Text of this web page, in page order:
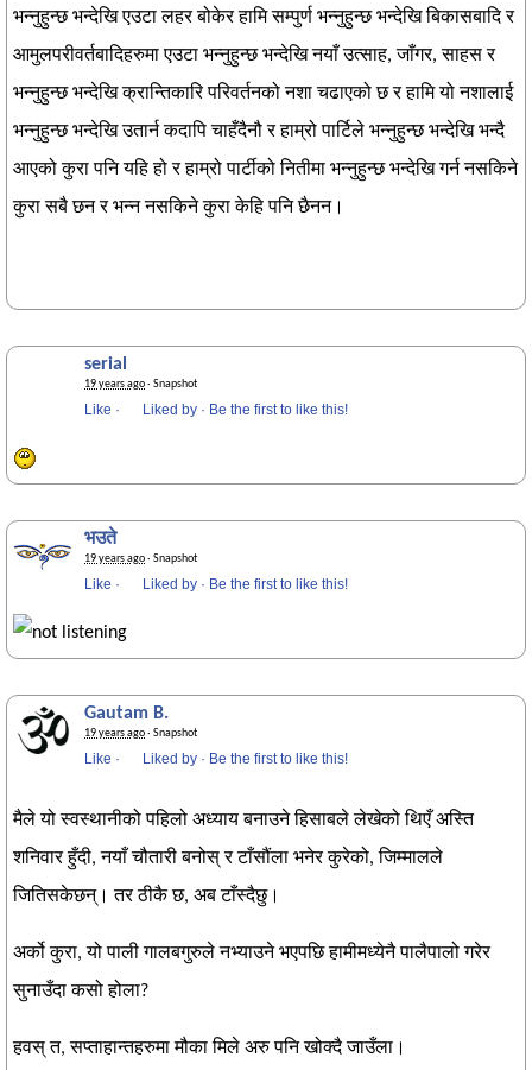
भन्नुहुन्छ भन्देखि एउटा लहर बोकेर हामि सम्पुर्ण भन्नुहुन्छ भन्देखि बिकासबादि र
आमुलपरीवर्तबादिहरुमा एउटा भन्नुहुन्छ भन्देखि नयाँ उत्साह, जाँगर, साहस र
भन्नुहुन्छ भन्देखि क्रान्तिकारि परिवर्तनको नशा चढाएको छ र हामि यो नशालाई
भन्नुहुन्छ भन्देखि उतार्न कदापि चाहँदैनौ र हाम्रो पार्टिले भन्नुहुन्छ भन्देखि भन्दै
आएको कुरा पनि यहि हो र हाम्रो पार्टीको नितीमा भन्नुहुन्छ भन्देखि गर्न नसकिने
कुरा सबै छन र भन्न नसकिने कुरा केहि पनि छैनन।
serial
19 years ago· Snapshot
Like · Liked by · Be the first to like this!
भउते
19 years ago· Snapshot
Like · Liked by · Be the first to like this!
Gautam B.
19 years ago· Snapshot
Like · Liked by · Be the first to like this!
मैले यो स्वस्थानीको पहिलो अध्याय बनाउने हिसाबले लेखेको थिएँ अस्ति
शनिवार हुँदी, नयाँ चौतारी बनोस् र टाँसौंला भनेर कुरेको, जिम्मालले
जितिसकेछन्। तर ठीकै छ, अब टाँस्दैछु।
अर्को कुरा, यो पाली गालबगुरुले नभ्याउने भएपछि हामीमध्येनै पालैपालो गरेर
सुनाउँदा कसो होला?
हवस् त, सप्ताहान्तहरुमा मौका मिले अरु पनि खोक्दै जाउँला।